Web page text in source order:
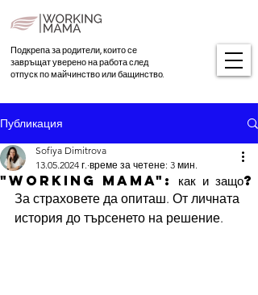
Подкрепа за родители, които се
завръщат уверено на работа след
отпуск по майчинство или бащинство.
Публикация
"Working mama": как и защо?
Sofiya Dimitrova
13.05.2024 г. време за четене: 3 мин.
За страховете да опиташ. От личната
история до търсенето на решение.